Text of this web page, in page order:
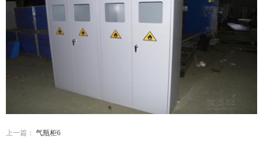
上一篇： 气瓶柜6